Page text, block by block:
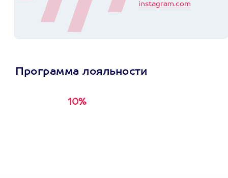
instagram.com
Программа лояльности
10%